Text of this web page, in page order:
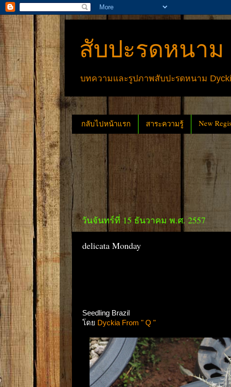
สับปะรดหนา
บทความและรูปภาพสับปะรดหนาม
กลับไปหน้าแรก สาระความรู้ New
วันจันทร์ที่ 15 ธันวาคม พ.ศ. 2557
delicata Monday
Seedling Brazil
โดย Dyckia From " Q "